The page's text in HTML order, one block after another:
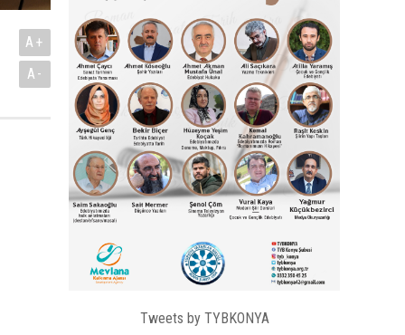
A+
A-
Tweets by TYBKONYA